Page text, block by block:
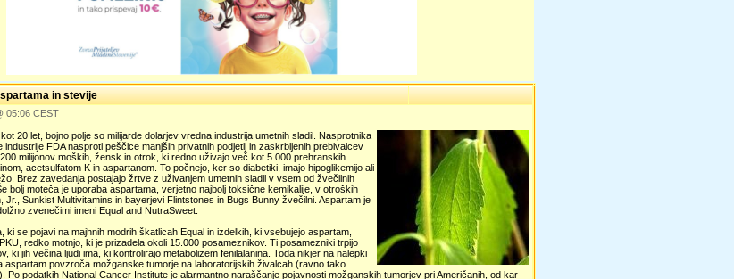
in stevije
05:06 CEST
20 let, bojno polje so milijarde dolarjev vredna industrija umetnih sladil. Nasprotnika
FDA nasproti peščice manjših privatnih podjetij in zaskrbljenih prebivalcev
milijonov moških, žensk in otrok, ki redno uživajo več kot 5.000 prehranskih
acetsulfatom K in aspartanom. To počnejo, ker so diabetiki, imajo hipoglikemijo ali
Brez zavedanja postajajo žrtve z uživanjem umetnih sladil v vsem od žvečilnih
bolj moteča je uporaba aspartama, verjetno najbolj toksične kemikalije, v otroških
Jr., Sunkist Multivitamins in bayerjevi Flintstones in Bugs Bunny žvečilni. Aspartam je
zvenečimi imeni Equal and NutraSweet.
ki se pojavi na majhnih modrih škatlicah Equal in izdelkih, ki vsebujejo aspartam,
redko motnjo, ki je prizadela okoli 15.000 posameznikov. Ti posamezniki trpijo
ki jih večina ljudi ima, ki kontrolirajo metabolizem fenilalanina. Toda nikjer na nalepki
aspartam povzroča možganske tumorje na laboratorijskih živalcah (ravno tako
Po podatkih National Cancer Institute je alarmantno naraščanje pojavnosti možganskih tumorjev pri Američanih, od kar